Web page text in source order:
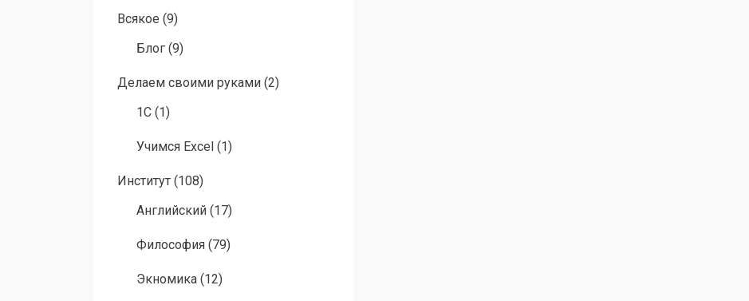
Всякое (9)
Блог (9)
Делаем своими руками (2)
1C (1)
Учимся Excel (1)
Институт (108)
Английский (17)
Философия (79)
Экномика (12)